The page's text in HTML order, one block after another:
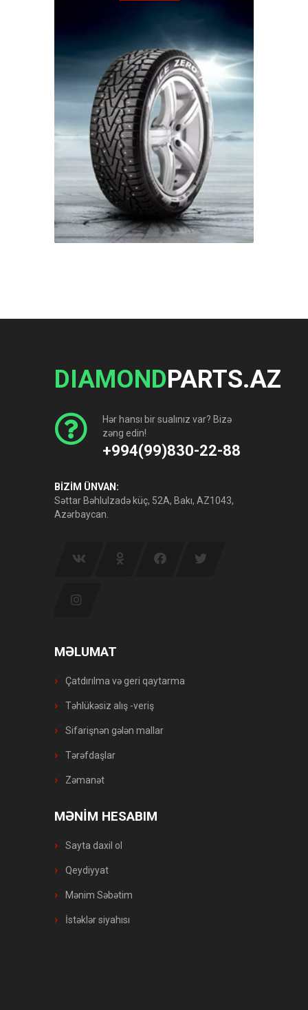
DIAMONDPARTS.AZ
Hər hansı bir sualınız var? Bizə
zəng edin!
+994(99)830-22-88
BİZİM ÜNVAN:
Səttar Bəhlulzadə küç, 52A, Bakı, AZ1043,
Azərbaycan.
MƏLUMAT
Çatdırılma və geri qaytarma
Təhlükəsiz alış -veriş
Sifarişnən gələn mallar
Tərəfdaşlar
Zəmanət
MƏNİM HESABIM
Sayta daxil ol
Qeydiyyat
Mənim Səbətim
İstəklər siyahısı